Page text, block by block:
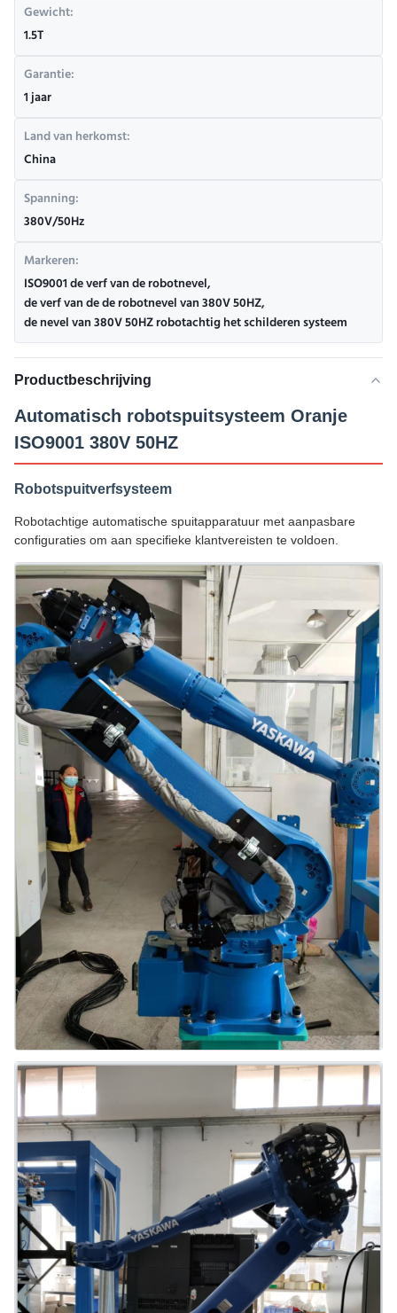
Gewicht:
1.5T
Garantie:
1 jaar
Land van herkomst:
China
Spanning:
380V/50Hz
Markeren:
ISO9001 de verf van de robotnevel,
de verf van de de robotnevel van 380V 50HZ,
de nevel van 380V 50HZ robotachtig het schilderen systeem
Productbeschrijving
Automatisch robotspuitsysteem Oranje
ISO9001 380V 50HZ
Robotspuitverfsysteem
Robotachtige automatische spuitapparatuur met aanpasbare
configuraties om aan specifieke klantvereisten te voldoen.